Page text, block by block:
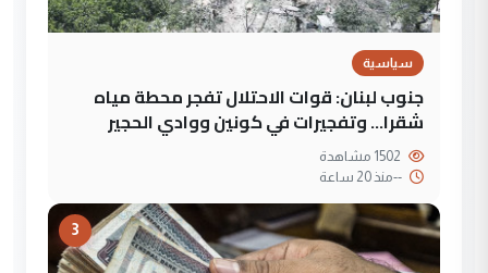
سياسية
جنوب لبنان: قوات الاحتلال تفجر محطة مياه
شقرا… وتفجيرات في كونين ووادي الحجير
--منذ 20 ساعة
3